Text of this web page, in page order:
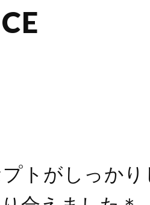
トがしっか